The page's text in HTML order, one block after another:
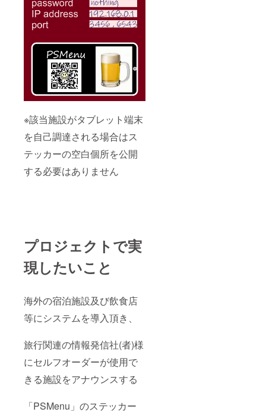
※該当施設がタブレット端末
を自己調達される場合はス
テッカーの空白個所を公開
する必要はありません
プロジェクトで実
現したいこと
海外の宿泊施設及び飲食店
等にシステムを導入頂き、
旅行関連の情報発信社(者)様
にセルフオーダーが使用で
きる施設をアナウンスする
「PSMenu」のステッカー